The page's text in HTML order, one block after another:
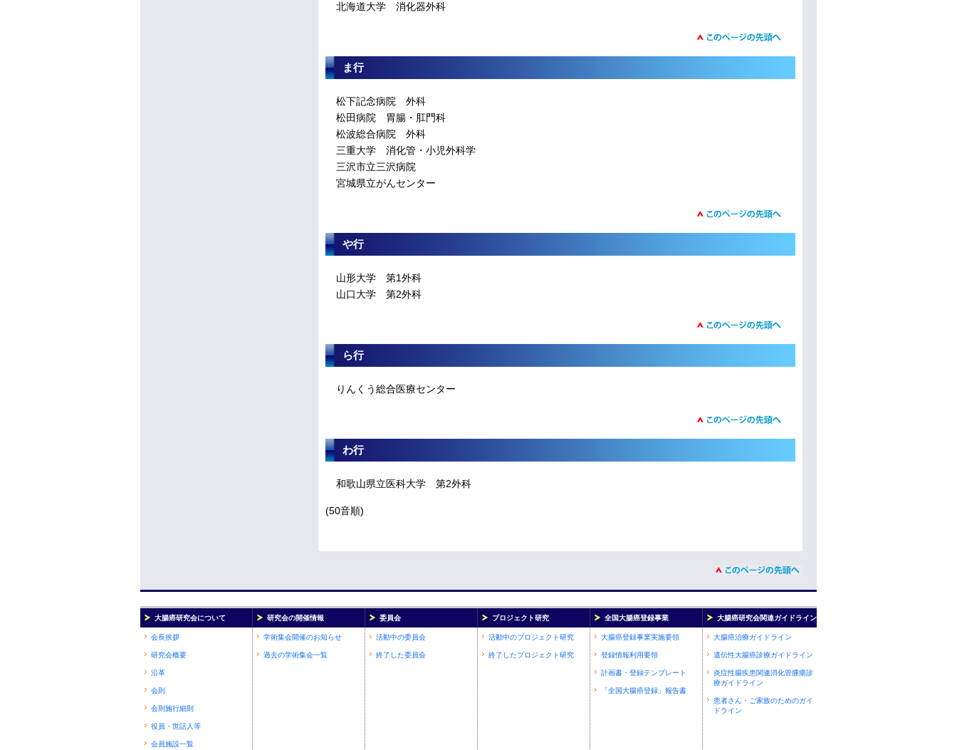
北海道大学 消化器外科
ま行
松下記念病院 外科
松田病院 胃腸・肛門科
松波総合病院 外科
三重大学 消化管・小児外科学
三沢市立三沢病院
宮城県立がんセンター
や行
山形大学 第1外科
山口大学 第2外科
ら行
りんくう総合医療センター
わ行
和歌山県立医科大学 第2外科
(50音順)
大腸癌研究会について 研究会の開催情報 委員会 プロジェクト研究 全国大腸癌登録事業 大腸癌研究会関連ガイドライン
会長挨拶
研究会概要
沿革
会則
会則施行細則
役員・世話人等
会員施設一覧
学術集会開催のお知らせ
過去の学術集会一覧
活動中の委員会
終了した委員会
活動中のプロジェクト研究
終了したプロジェクト研究
大腸癌登録事業実施要領
登録情報利用要領
計画書・登録テンプレート
「全国大腸癌登録」報告書
大腸癌治療ガイドライン
遺伝性大腸癌診療ガイドライン
炎症性腸疾患関連消化管腫瘍診
療ガイドライン
患者さん・ご家族のためのガイ
ドライン